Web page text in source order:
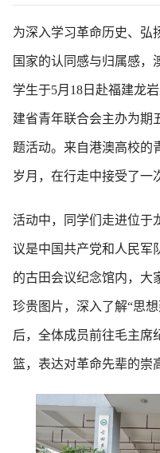
为深入学习革命历史、弘
国家的认同感与归属感，
学生于5月18日赴福建龙
建省青年联合会主办为期
题活动。来自港澳高校的
岁月，在行走中接受了一
活动中，同学们走进位于
议是中国共产党和人民军
的古田会议纪念馆内，大
珍贵图片，深入了解“思
后，全体成员前往毛主席
篮，表达对革命先辈的崇